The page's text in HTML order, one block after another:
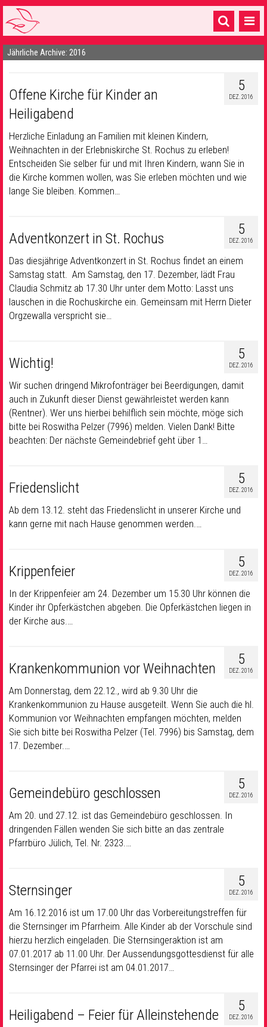
Startseite
16 Gemeinden & mehr
Sakramente & Feste
Gemeinschaft & Soziales
Musik
Jährliche Archive: 2016
5
DEZ. 2016
Offene Kirche für Kinder an
Heiligabend
Herzliche Einladung an Familien mit kleinen Kindern,
Weihnachten in der Erlebniskirche St. Rochus zu erleben!
Entscheiden Sie selber für und mit Ihren Kindern, wann Sie in
die Kirche kommen wollen, was Sie erleben möchten und wie
lange Sie bleiben. Kommen…
5
DEZ. 2016
Adventkonzert in St. Rochus
Das diesjährige Adventkonzert in St. Rochus findet an einem
Samstag statt. Am Samstag, den 17. Dezember, lädt Frau
Claudia Schmitz ab 17.30 Uhr unter dem Motto: Lasst uns
lauschen in die Rochuskirche ein. Gemeinsam mit Herrn Dieter
Orgzewalla verspricht sie…
5
DEZ. 2016
Wichtig!
Wir suchen dringend Mikrofonträger bei Beerdigungen, damit
auch in Zukunft dieser Dienst gewährleistet werden kann
(Rentner). Wer uns hierbei behilflich sein möchte, möge sich
bitte bei Roswitha Pelzer (7996) melden. Vielen Dank! Bitte
beachten: Der nächste Gemeindebrief geht über 1…
5
DEZ. 2016
Friedenslicht
Ab dem 13.12. steht das Friedenslicht in unserer Kirche und
kann gerne mit nach Hause genommen werden.…
5
DEZ. 2016
Krippenfeier
In der Krippenfeier am 24. Dezember um 15.30 Uhr können die
Kinder ihr Opferkästchen abgeben. Die Opferkästchen liegen in
der Kirche aus.…
5
DEZ. 2016
Krankenkommunion vor Weihnachten
Am Donnerstag, dem 22.12., wird ab 9.30 Uhr die
Krankenkommunion zu Hause ausgeteilt. Wenn Sie auch die hl.
Kommunion vor Weihnachten empfangen möchten, melden
Sie sich bitte bei Roswitha Pelzer (Tel. 7996) bis Samstag, dem
17. Dezember.…
5
DEZ. 2016
Gemeindebüro geschlossen
Am 20. und 27.12. ist das Gemeindebüro geschlossen. In
dringenden Fällen wenden Sie sich bitte an das zentrale
Pfarrbüro Jülich, Tel. Nr. 2323.…
5
DEZ. 2016
Sternsinger
Am 16.12.2016 ist um 17.00 Uhr das Vorbereitungstreffen für
die Sternsinger im Pfarrheim. Alle Kinder ab der Vorschule sind
hierzu herzlich eingeladen. Die Sternsingeraktion ist am
07.01.2017 ab 11.00 Uhr. Der Aussendungsgottesdienst für alle
Sternsinger der Pfarrei ist am 04.01.2017…
5
DEZ. 2016
Heiligabend – Feier für Alleinstehende